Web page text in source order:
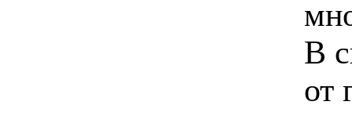
В
от